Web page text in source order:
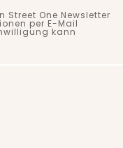
One Newsletter
per E-Mail
kann